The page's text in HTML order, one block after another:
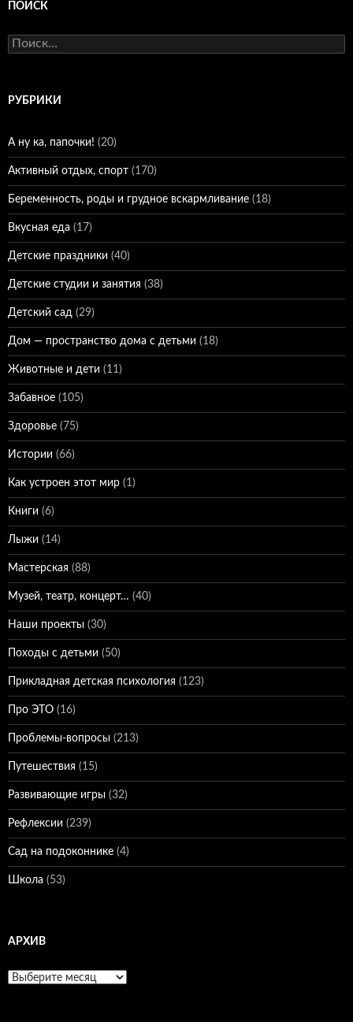
ПОИСК
Найти:
РУБРИКИ
А ну ка, папочки! (20)
Активный отдых, спорт (170)
Беременность, роды и грудное вскармливание (18)
Вкусная еда (17)
Детские праздники (40)
Детские студии и занятия (38)
Детский сад (29)
Дом — пространство дома с детьми (18)
Животные и дети (11)
Забавное (105)
Здоровье (75)
Истории (66)
Как устроен этот мир (1)
Книги (6)
Лыжи (14)
Мастерская (88)
Музей, театр, концерт… (40)
Наши проекты (30)
Походы с детьми (50)
Прикладная детская психология (123)
Про ЭТО (16)
Проблемы-вопросы (213)
Путешествия (15)
Развивающие игры (32)
Рефлексии (239)
Сад на подоконнике (4)
Школа (53)
АРХИВ
Архив